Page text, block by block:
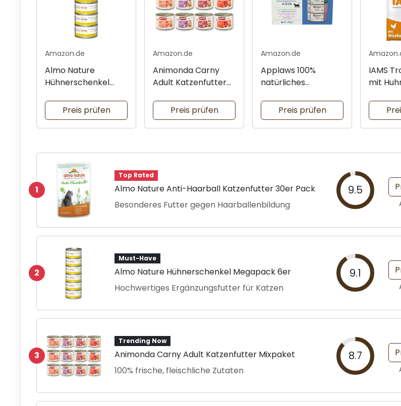
Amazon.de
Almo Nature
Hühnerschenkel
Preis prüfen
Amazon.de
Animonda Carny
Adult Katzenfutter
Preis prüfen
Amazon.de
Applaws 100%
natürliches
Preis prüfen
IAMS
mit
1
Top Rated
Almo Nature Anti-Haarball Katzenfutter 30er Pack
Besonderes Futter gegen Haarballenbildung
9.5
2
Must-Have
Almo Nature Hühnerschenkel Megapack 6er
Hochwertiges Ergänzungsfutter für Katzen
9.1
3
Trending Now
Animonda Carny Adult Katzenfutter Mixpaket
100% frische, fleischliche Zutaten
8.7